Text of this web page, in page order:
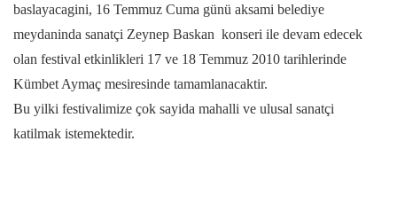
baslayacagini, 16 Temmuz Cuma günü aksami belediye
meydaninda sanatçi Zeynep Baskan konseri ile devam edecek
olan festival etkinlikleri 17 ve 18 Temmuz 2010 tarihlerinde
Kümbet Aymaç mesiresinde tamamlanacaktir.
Bu yilki festivalimize çok sayida mahalli ve ulusal sanatçi
katilmak istemektedir.